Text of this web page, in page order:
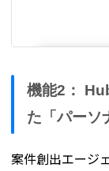
機能2：
た「パー
案件創出エージ